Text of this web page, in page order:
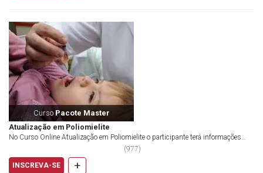
Curso Pacote Master
Atualização em Poliomielite
No Curso Online Atualização em Poliomielite o participante terá informações
atualizadas a respeito da doença. Trata...
(977)
INSCREVA-SE
+